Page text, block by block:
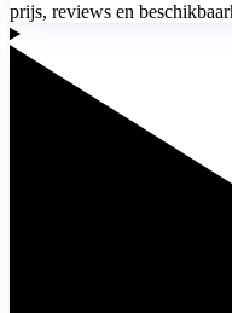
prijs, reviews en